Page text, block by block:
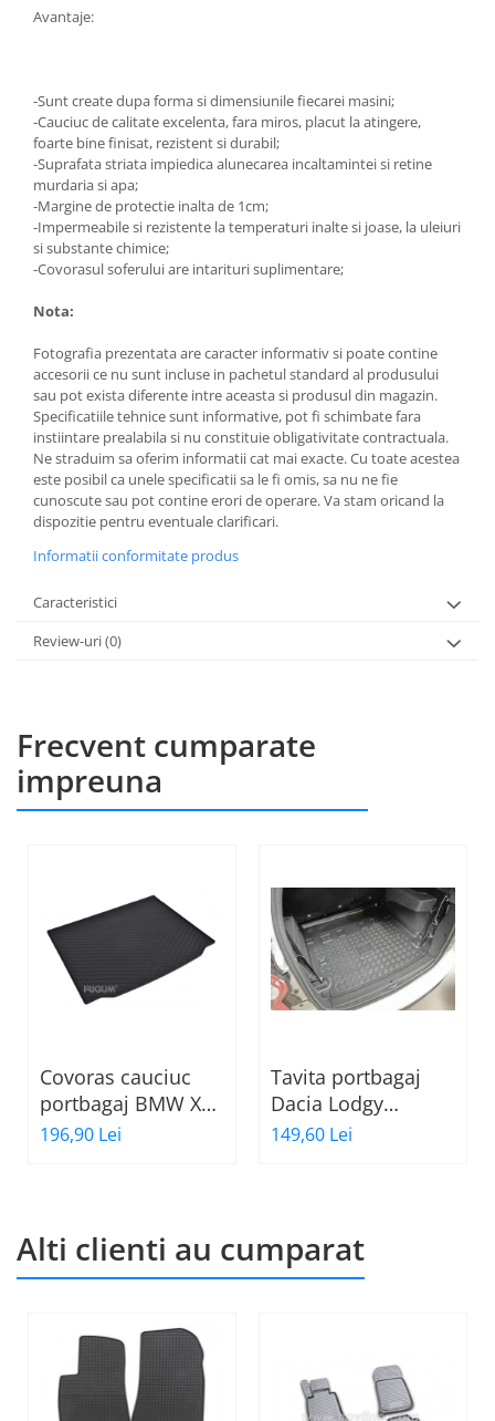
Avantaje:
-Sunt create dupa forma si dimensiunile fiecarei masini;
-Cauciuc de calitate excelenta, fara miros, placut la atingere,
foarte bine finisat, rezistent si durabil;
-Suprafata striata impiedica alunecarea incaltamintei si retine
murdaria si apa;
-Margine de protectie inalta de 1cm;
-Impermeabile si rezistente la temperaturi inalte si joase, la uleiuri
si substante chimice;
-Covorasul soferului are intarituri suplimentare;
Nota:
Fotografia prezentata are caracter informativ si poate contine
accesorii ce nu sunt incluse in pachetul standard al produsului
sau pot exista diferente intre aceasta si produsul din magazin.
Specificatiile tehnice sunt informative, pot fi schimbate fara
instiintare prealabila si nu constituie obligativitate contractuala.
Ne straduim sa oferim informatii cat mai exacte. Cu toate acestea
este posibil ca unele specificatii sa le fi omis, sa nu ne fie
cunoscute sau pot contine erori de operare. Va stam oricand la
dispozitie pentru eventuale clarificari.
Informatii conformitate produs
Caracteristici
Review-uri(0)
Frecvent cumparate
impreuna
Covoras cauciuc
portbagaj BMW X3
G01, 11.2017-
196,90 Lei
Tavita portbagaj
Dacia Lodgy
fabricatie 07.2012 -
149,60 Lei
Alti clienti au cumparat